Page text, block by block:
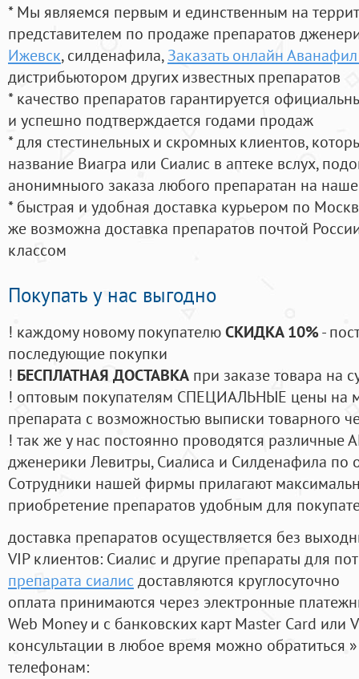
* Мы являемся первым и единственным на
представителем по продаже препаратов
Ижевск, силденафила, Заказать онлайн
дистрибьютором других известных препаратов
* качество препаратов гарантируется
и успешно подтверждается годами продаж
* для стестинельных и скромных клиентов,
название Виагра или Сиалис в аптеке вслух,
анонимныого заказа любого препаратан на
* быстрая и удобная доставка курьером по
же возможна доставка препаратов почтой
классом
Покупать у нас выгодно
! каждому новому покупателюСКИДКА 10%-
последующие покупки
! БЕСПЛАТНАЯ ДОСТАВКА при заказе товара на
! оптовым покупателям СПЕЦИАЛЬНЫЕ цены на
препарата с возможностью выписки товарного
! так же у нас постоянно проводятся
дженерики Левитры, Сиалиса и Силденафила по
Cотрудники нашей фирмы прилагают
приобретение препаратов удобным для
доставка препаратов осуществляется без
VIP клиентов: Сиалис и другие препараты для
препарата сиалис доставляются круглосуточно
оплата принимаются через электронные
Web Money и с банковских карт Master Card или
консультации в любое время можно обратиться
телефонам: